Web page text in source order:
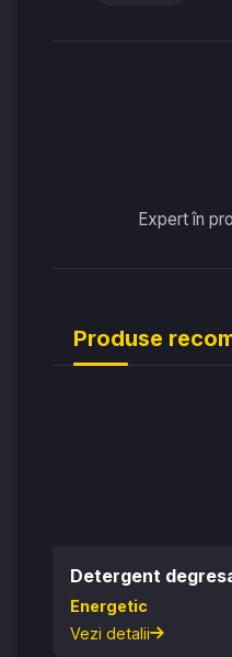
Expert în
Produse
Detergent
Energetic
Vezi detalii